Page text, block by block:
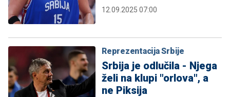
12.09.2025 07:00
Reprezentacija Srbije
Srbija je odlučila - Njega
želi na klupi "orlova", a
ne Piksija